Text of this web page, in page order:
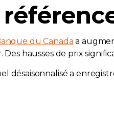
du Canada a
Des hausses de prix
désaisonnalisé a